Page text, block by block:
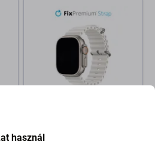
- Apple Watch (38, 40 és
használ